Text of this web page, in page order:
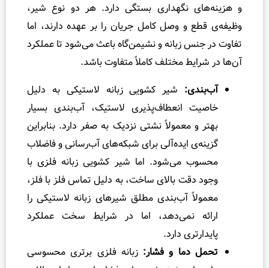
نگهداری بستگی دارد. هر دو نوع شیر،
وصل کامل جریان را بر عهده دارند، اما
زبانه و نشیمن‌گاه باعث می‌شود تا عملکرد
مختلف کاملاً متفاوت باشد.
شیر کشویی زبانه لاستیکی به دلیل
انعطاف‌پذیری لاستیک، آب‌بندی بسیار
معمولاً نشتی نزدیک به صفر دارد. بنابراین
ایده‌آلی برای شبکه‌های آب‌رسانی و فاضلاب
می‌شود. اما شیر کشویی زبانه فلزی با
بالای ساخت، به دلیل تماس فلز با فلز،
آب‌بندی مطلق شیرهای زبانه لاستیکی را
نمی‌دهد، اما در شرایط سخت عملکرد
و فشار:زبانه فلزی برتری محسوسی